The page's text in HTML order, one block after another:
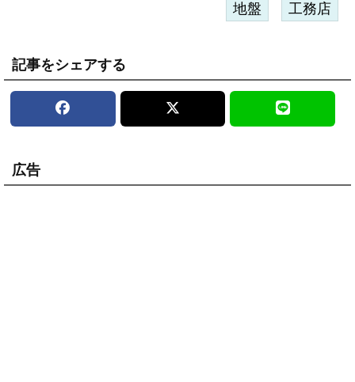
地盤 工務店
記事をシェアする
広告